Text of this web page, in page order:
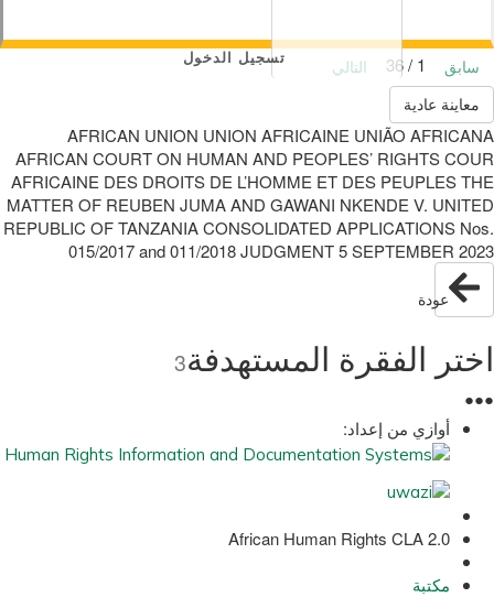
تسجيل الدخول سابق
التالي
معاينة عادية
AFRICAN UNION UNION AFRICAINE UNIÃO AFRICANA
AFRICAN COURT ON HUMAN AND PEOPLES’ RIGHTS COUR
AFRICAINE DES DROITS DE L’HOMME ET DES PEUPLES THE
MATTER OF REUBEN JUMA AND GAWANI NKENDE V. UNITED
REPUBLIC OF TANZANIA CONSOLIDATED APPLICATIONS Nos.
015/2017 and 011/2018 JUDGMENT 5 SEPTEMBER 2023
عودة
اختر الفقرة المستهدفة3
●
●
●
أوازي من إعداد:
African Human Rights CLA 2.0
مكتبة